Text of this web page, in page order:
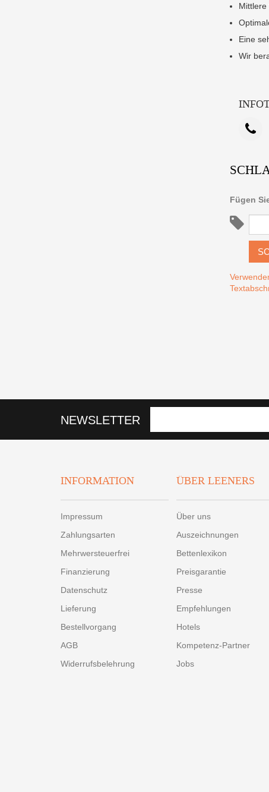
Mittlere
Eine
Wir
Fügen
NEWSLETTER
INFORMATION
Impressum
Zahlungsarten
Mehrwersteuerfrei
Finanzierung
Datenschutz
Lieferung
Bestellvorgang
AGB
Widerrufsbelehrung
ÜBER LEENERS
Über uns
Auszeichnungen
Bettenlexikon
Preisgarantie
Presse
Empfehlungen
Hotels
Kompetenz-Partner
Jobs